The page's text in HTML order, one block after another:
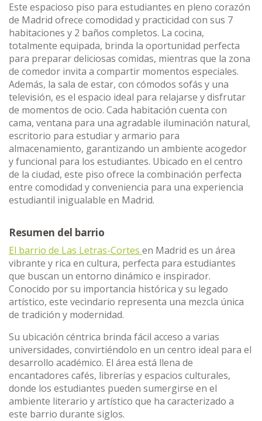
Este espacioso piso para estudiantes en pleno corazón
de Madrid ofrece comodidad y practicidad con sus 7
habitaciones y 2 baños completos. La cocina,
totalmente equipada, brinda la oportunidad perfecta
para preparar deliciosas comidas, mientras que la zona
de comedor invita a compartir momentos especiales.
Además, la sala de estar, con cómodos sofás y una
televisión, es el espacio ideal para relajarse y disfrutar
de momentos de ocio. Cada habitación cuenta con
cama, ventana para una agradable iluminación natural,
escritorio para estudiar y armario para
almacenamiento, garantizando un ambiente acogedor
y funcional para los estudiantes. Ubicado en el centro
de la ciudad, este piso ofrece la combinación perfecta
entre comodidad y conveniencia para una experiencia
estudiantil inigualable en Madrid.
Resumen del barrio
El barrio de Las Letras-Cortes en Madrid es un área
vibrante y rica en cultura, perfecta para estudiantes
que buscan un entorno dinámico e inspirador.
Conocido por su importancia histórica y su legado
artístico, este vecindario representa una mezcla única
de tradición y modernidad.
Su ubicación céntrica brinda fácil acceso a varias
universidades, convirtiéndolo en un centro ideal para el
desarrollo académico. El área está llena de
encantadores cafés, librerías y espacios culturales,
donde los estudiantes pueden sumergirse en el
ambiente literario y artístico que ha caracterizado a
este barrio durante siglos.